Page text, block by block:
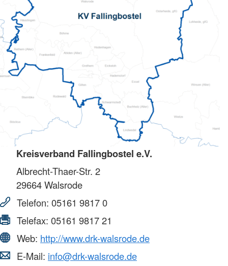
Kreisverband Fallingbostel e.V.
Albrecht-Thaer-Str. 2
29664Walsrode
Telefon: 05161 9817 0
Telefax: 05161 9817 21
Web: http://www.drk-walsrode.de
E-Mail: info@drk-walsrode.de